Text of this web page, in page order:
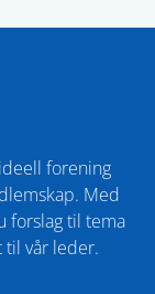
forening
Med
forslag til tema
vår leder.